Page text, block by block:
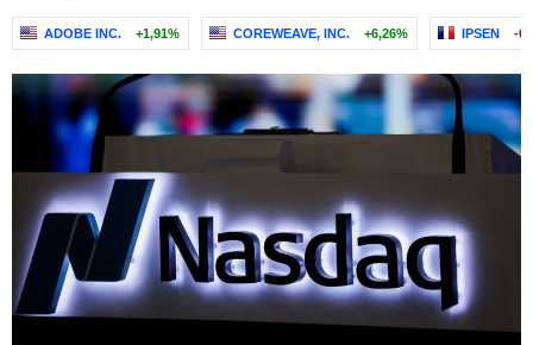
ADOBE INC. +1,91% COREWEAVE, INC. +6,26% IPSEN -